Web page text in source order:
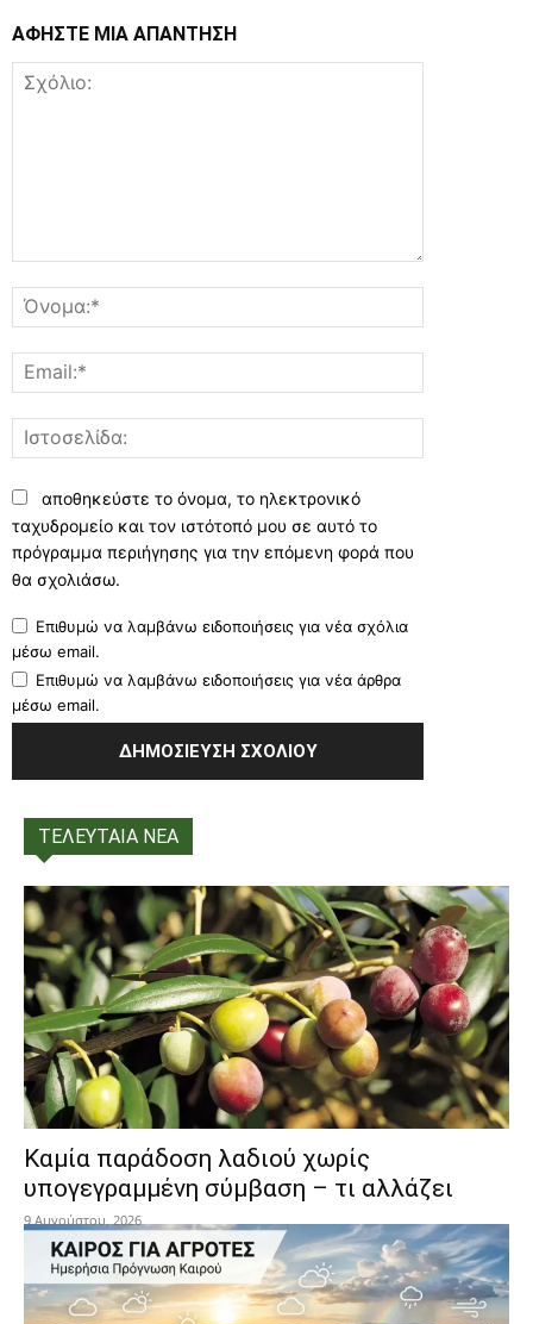
ΑΦΗΣΤΕ ΜΙΑ ΑΠΑΝΤΗΣΗ
αποθηκεύστε το όνομα, το ηλεκτρονικό
ταχυδρομείο και τον ιστότοπό μου σε αυτό το
πρόγραμμα περιήγησης για την επόμενη φορά που
θα σχολιάσω.
Επιθυμώ να λαμβάνω ειδοποιήσεις για νέα σχόλια
μέσω email.
Επιθυμώ να λαμβάνω ειδοποιήσεις για νέα άρθρα
μέσω email.
ΤΕΛΕΥΤΑΙΑ ΝΕΑ
Καμία παράδοση λαδιού χωρίς
υπογεγραμμένη σύμβαση – τι αλλάζει
9 Αυγούστου, 2026